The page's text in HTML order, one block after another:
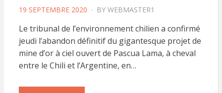
POSTED
19 SEPTEMBRE 2020 BY WEBMASTER1
Le tribunal de l’environnement chilien a confirmé
jeudi l’abandon définitif du gigantesque projet de
mine d’or à ciel ouvert de Pascua Lama, à cheval
entre le Chili et l’Argentine, en…